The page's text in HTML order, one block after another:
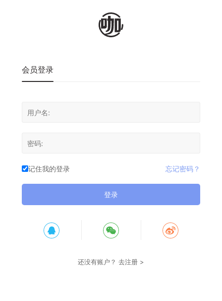
会员登录
记住我的登录 忘记密码？
登录
还没有账户？ 去注册 >